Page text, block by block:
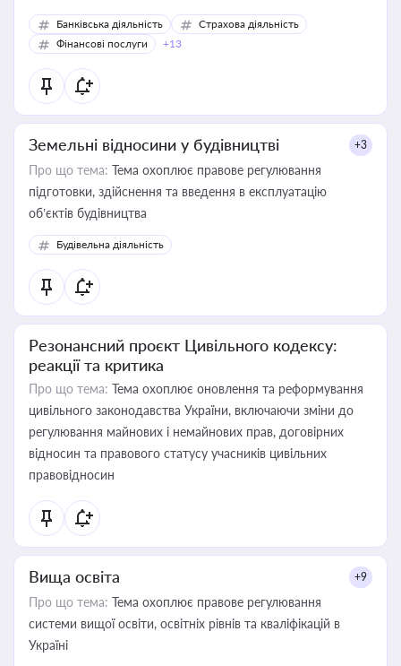
Банківська діяльність
Страхова діяльність
Фінансові послуги
+13
Земельні відносини у будівництві +3
Про що тема: Тема охоплює правове регулювання
підготовки, здійснення та введення в експлуатацію
об’єктів будівництва
Будівельна діяльність
Резонансний проєкт Цивільного кодексу:
реакції та критика
Про що тема: Тема охоплює оновлення та реформування
цивільного законодавства України, включаючи зміни до
регулювання майнових і немайнових прав, договірних
відносин та правового статусу учасників цивільних
правовідносин
Вища освіта +9
Про що тема: Тема охоплює правове регулювання
системи вищої освіти, освітніх рівнів та кваліфікацій в
Україні